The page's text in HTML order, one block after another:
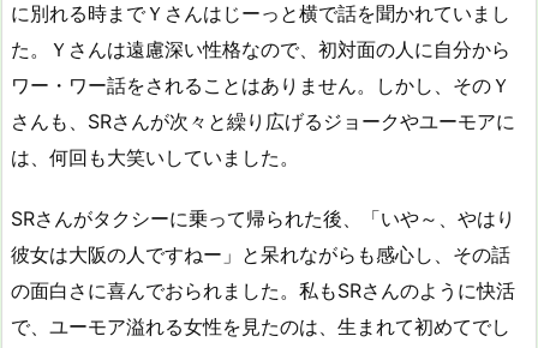
に別れる時までＹさんはじーっと横で話を聞かれていまし
た。Ｙさんは遠慮深い性格なので、初対面の人に自分から
ワー・ワー話をされることはありません。しかし、そのＹ
さんも、SRさんが次々と繰り広げるジョークやユーモアに
は、何回も大笑いしていました。
SRさんがタクシーに乗って帰られた後、「いや～、やはり
彼女は大阪の人ですねー」と呆れながらも感心し、その話
の面白さに喜んでおられました。私もSRさんのように快活
で、ユーモア溢れる女性を見たのは、生まれて初めてでし